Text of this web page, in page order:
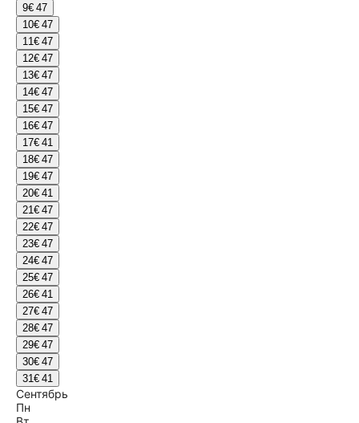
9€ 47
10€ 47
11€ 47
12€ 47
13€ 47
14€ 47
15€ 47
16€ 47
17€ 41
18€ 47
19€ 47
20€ 41
21€ 47
22€ 47
23€ 47
24€ 47
25€ 47
26€ 41
27€ 47
28€ 47
29€ 47
30€ 47
31€ 41
Сентябрь
Пн